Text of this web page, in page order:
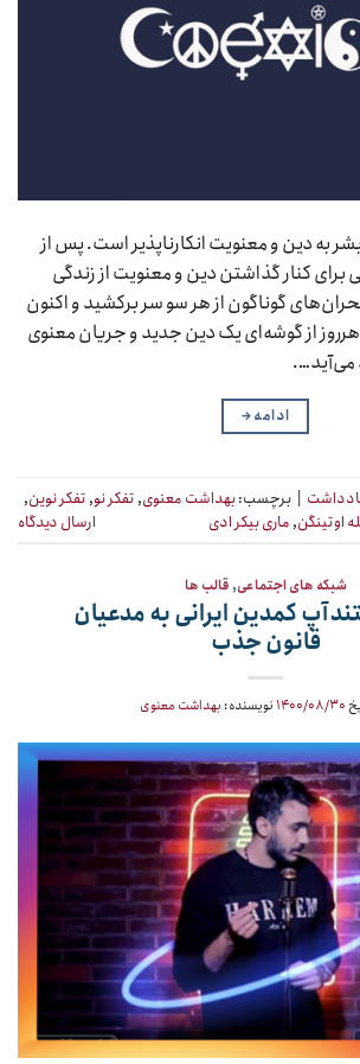
به دین و معنویت انکارناپذیر است. پس از
کنار گذاشتن دین و معنویت از زندگی
گوناگون از هر سو سر برکشید و اکنون
هرروز از گوشه‌ای یک دین جدید و جریان معنوی
می‌آید….
ادامه→
| برچسب:بهداشت معنوی, تفکر نو, تفکر نوین,
اوتینگن, ماری بیکر ادی ارسال دیدگاه
شبکه های اجتماعی,قالب ها
کمدین ایرانی به مدعیان
قانون جذب
۱۴۰۰/۰۸/۳۰ نویسنده: بهداشت معنوی